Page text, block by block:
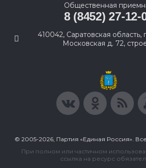
Общественная
8 (8452) 27-12-
410042, Саратовская область,
Московская д. 72,
© 2005-2026, Партия «Единая Россия».
При полном или частичном
ссылка на ресурс